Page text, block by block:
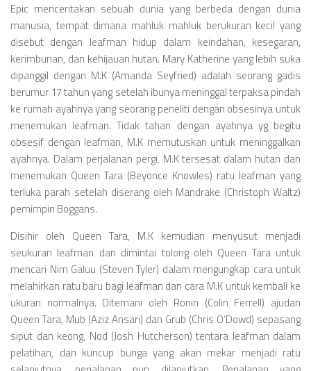
Videos
Television
Games
Epic menceritakan sebuah dunia yang berbeda dengan dunia
manusia, tempat dimana mahluk mahluk berukuran kecil yang
disebut dengan leafman hidup dalam keindahan, kesegaran,
kerimbunan, dan kehijauan hutan. Mary Katherine yang lebih suka
dipanggil dengan M.K (Amanda Seyfried) adalah seorang gadis
berumur 17 tahun yang setelah ibunya meninggal terpaksa pindah
ke rumah ayahnya yang seorang peneliti dengan obsesinya untuk
menemukan leafman. Tidak tahan dengan ayahnya yg begitu
obsesif dengan leafman, M.K memutuskan untuk meninggalkan
ayahnya. Dalam perjalanan pergi, M.K tersesat dalam hutan dan
menemukan Queen Tara (Beyonce Knowles) ratu leafman yang
terluka parah setelah diserang oleh Mandrake (Christoph Waltz)
pemimpin Boggans.
Disihir oleh Queen Tara, M.K kemudian menyusut menjadi
seukuran leafman dan dimintai tolong oleh Queen Tara untuk
mencari Nim Galuu (Steven Tyler) dalam mengungkap cara untuk
melahirkan ratu baru bagi leafman dan cara M.K untuk kembali ke
ukuran normalnya. Ditemani oleh Ronin (Colin Ferrell) ajudan
Queen Tara, Mub (Aziz Ansari) dan Grub (Chris O’Dowd) sepasang
siput dan keong, Nod (Josh Hutcherson) tentara leafman dalam
pelatihan, dan kuncup bunga yang akan mekar menjadi ratu